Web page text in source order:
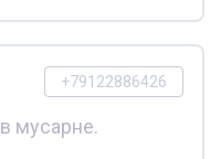
+79122886426
мусарне.